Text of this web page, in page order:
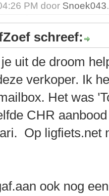
PM door Snoek043
schreef:
uit de droom
verkoper. Ik
Het was
CHR
Op ligfiets.net
ook nog